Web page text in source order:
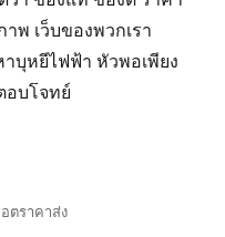
พ เว็บของพวกเรา
บุหยีไฟฟ้า หัวพอเพียง
อบโจทย์
ตราคาส่ง